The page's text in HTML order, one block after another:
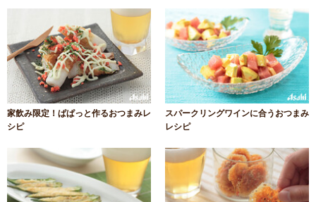
家飲み限定！ぱぱっと作るおつまみレ
シピ
スパークリングワインに合うおつまみ
レシピ